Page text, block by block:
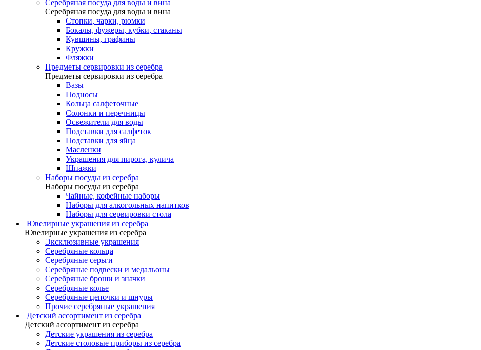
Серебряная посуда для воды и вина
Серебряная посуда для воды и вина
Стопки, чарки, рюмки
Бокалы, фужеры, кубки, стаканы
Кувшины, графины
Кружки
Фляжки
Предметы сервировки из серебра
Предметы сервировки из серебра
Вазы
Подносы
Кольца салфеточные
Солонки и перечницы
Освежители для воды
Подставки для салфеток
Подставки для яйца
Масленки
Украшения для пирога, кулича
Шпажки
Наборы посуды из серебра
Наборы посуды из серебра
Чайные, кофейные наборы
Наборы для алкогольных напитков
Наборы для сервировки стола
Ювелирные украшения из серебра
Ювелирные украшения из серебра
Эксклюзивные украшения
Серебряные кольца
Серебряные серьги
Серебряные подвески и медальоны
Серебряные броши и значки
Серебряные колье
Серебряные цепочки и шнуры
Прочие серебряные украшения
Детский ассортимент из серебра
Детский ассортимент из серебра
Детские украшения из серебра
Детские столовые приборы из серебра